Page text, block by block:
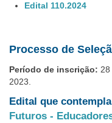
Edital 110.2024
Processo de
Período de inscrição:
2023.
Edital que
Futuros -